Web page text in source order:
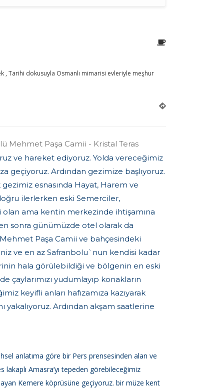
, Tarihi dokusuyla Osmanlı mimarisi evleriyle meşhur
Mehmet Paşa Camii - Kristal Teras
ve hareket ediyoruz. Yolda vereceğimiz
geçiyoruz. Ardından gezimize başlıyoruz.
esnasında Hayat, Harem ve
ilerlerken eski Semerciler,
olan ama kentin merkezinde ihtişamına
sonra günümüzde otel olarak da
Paşa Camii ve bahçesindeki
ve en az Safranbolu`nun kendisi kadar
hala görülebildiği ve bölgenin en eski
yudumlayıp konakların
keyifli anları hafızamıza kazıyarak
Ardından akşam saatlerine
anlatıma göre bir Pers prensesinden alan ve
lakaplı Amasra’yı tepeden görebileceğimiz
Kemere köprüsüne geçiyoruz. bir müze kent